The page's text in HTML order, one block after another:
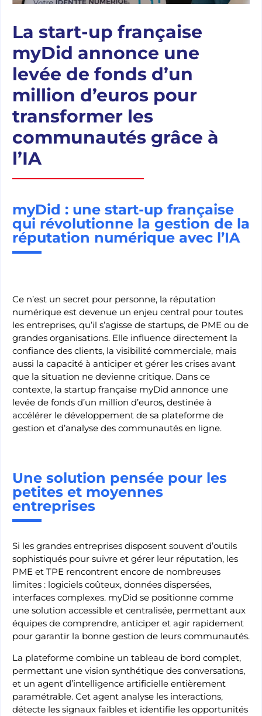
La start-up française
myDid annonce une
levée de fonds d’un
million d’euros pour
transformer les
communautés grâce à
l’IA
myDid : une start-up française
qui révolutionne la gestion de la
réputation numérique avec l’IA
Ce n’est un secret pour personne, la réputation
numérique est devenue un enjeu central pour toutes
les entreprises, qu’il s’agisse de startups, de PME ou de
grandes organisations. Elle influence directement la
confiance des clients, la visibilité commerciale, mais
aussi la capacité à anticiper et gérer les crises avant
que la situation ne devienne critique. Dans ce
contexte, la startup française myDid annonce une
levée de fonds d’un million d’euros, destinée à
accélérer le développement de sa plateforme de
gestion et d’analyse des communautés en ligne.
Une solution pensée pour les
petites et moyennes
entreprises
Si les grandes entreprises disposent souvent d’outils
sophistiqués pour suivre et gérer leur réputation, les
PME et TPE rencontrent encore de nombreuses
limites : logiciels coûteux, données dispersées,
interfaces complexes. myDid se positionne comme
une solution accessible et centralisée, permettant aux
équipes de comprendre, anticiper et agir rapidement
pour garantir la bonne gestion de leurs communautés.
La plateforme combine un tableau de bord complet,
permettant une vision synthétique des conversations,
et un agent d’intelligence artificielle entièrement
paramétrable. Cet agent analyse les interactions,
détecte les signaux faibles et identifie les opportunités